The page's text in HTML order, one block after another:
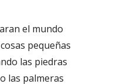
el mundo
pequeñas
las piedras
las palmeras